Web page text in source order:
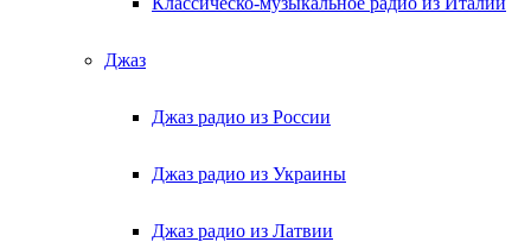
Джаз
Джаз радио из России
Джаз радио из Украины
Джаз радио из Латвии